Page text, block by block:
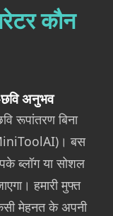
कौन
छवि अनुभव
रूपांतरण बिना
बस
ब्लॉग या सोशल
हमारी मुफ्त
मेहनत के अपनी